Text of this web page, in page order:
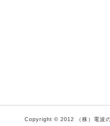
Copyright © 2012 （株）電波